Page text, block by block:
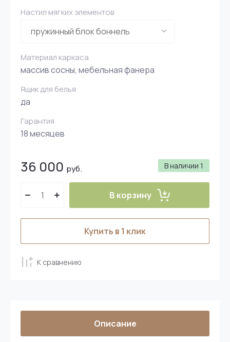
Настил мягких элементов
Материал каркаса
массив сосны, мебельная фанера
Ящик для белья
да
Гарантия
18 месяцев
В наличии 1
36 000 руб.
В корзину
Купить в 1 клик
К сравнению
Описание